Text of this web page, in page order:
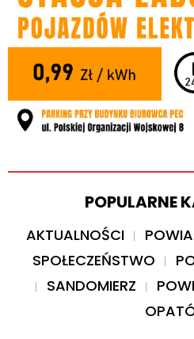
POPULARNE
AKTUALNOŚCI
SPOŁECZEŃSTWO
SANDOMIERZ